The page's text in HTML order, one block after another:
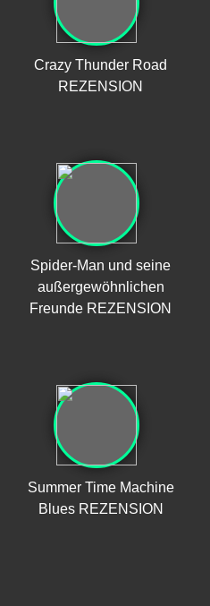
Crazy Thunder Road
REZENSION
Spider-Man und seine
außergewöhnlichen
Freunde REZENSION
Summer Time Machine
Blues REZENSION